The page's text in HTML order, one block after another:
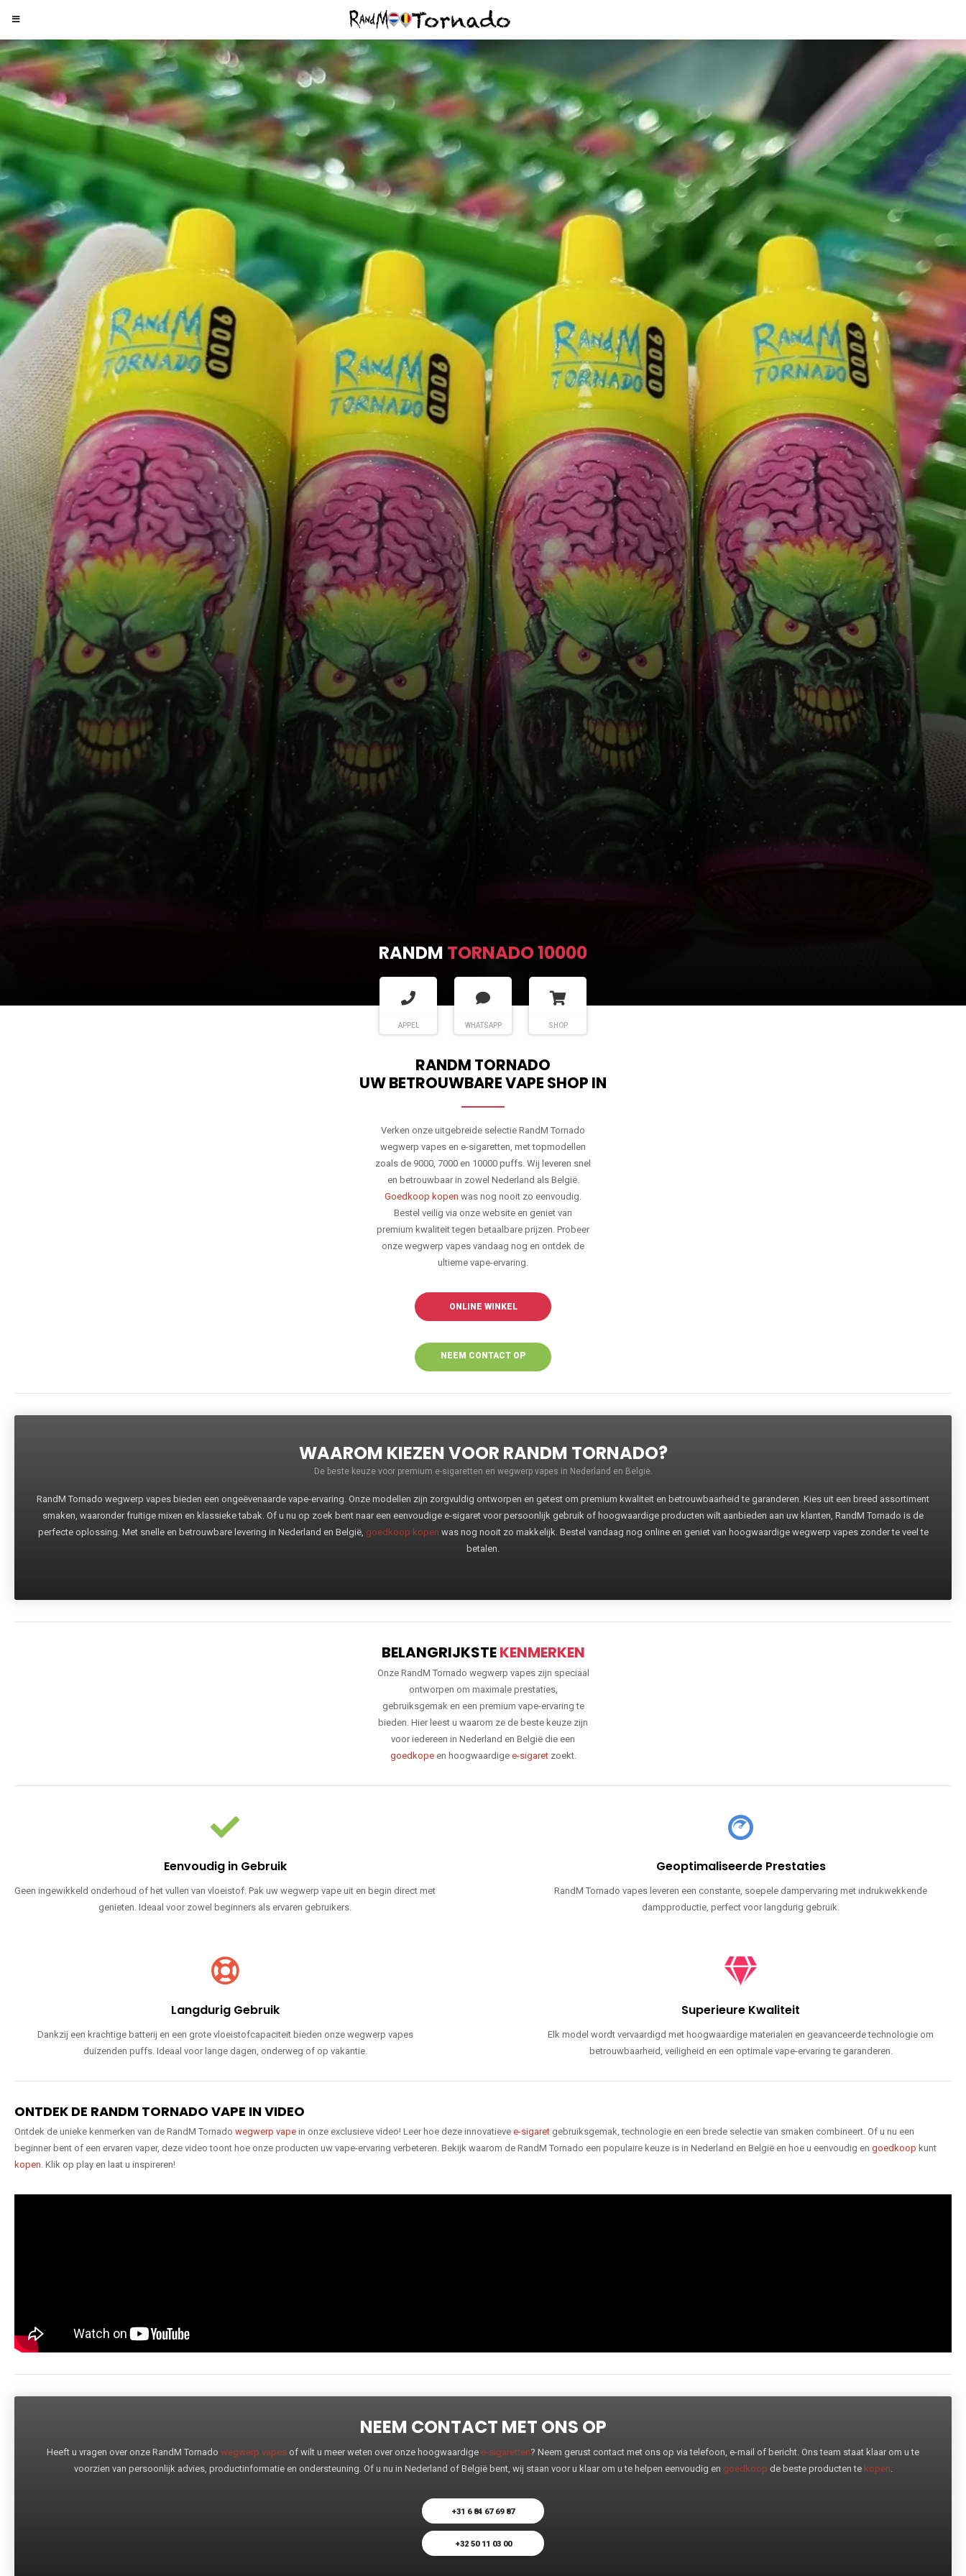
RANDM TORNADO 10000
APPEL WHATSAPP SHOP
RANDM TORNADO
UW BETROUWBARE VAPE SHOP IN
Verken onze uitgebreide selectie RandM Tornado
wegwerp vapes en e-sigaretten, met topmodellen
zoals de 9000, 7000 en 10000 puffs. Wij leveren snel
en betrouwbaar in zowel Nederland als België.
Goedkoop kopen was nog nooit zo eenvoudig.
Bestel veilig via onze website en geniet van
premium kwaliteit tegen betaalbare prijzen. Probeer
onze wegwerp vapes vandaag nog en ontdek de
ultieme vape-ervaring.
ONLINE WINKEL
NEEM CONTACT OP
WAAROM KIEZEN VOOR RANDM TORNADO?
De beste keuze voor premium e-sigaretten en wegwerp vapes in Nederland en België.
RandM Tornado wegwerp vapes bieden een ongeëvenaarde vape-ervaring. Onze modellen zijn zorgvuldig ontworpen en getest om premium kwaliteit en betrouwbaarheid te garanderen. Kies uit een breed assortiment
smaken, waaronder fruitige mixen en klassieke tabak. Of u nu op zoek bent naar een eenvoudige e-sigaret voor persoonlijk gebruik of hoogwaardige producten wilt aanbieden aan uw klanten, RandM Tornado is de
perfecte oplossing. Met snelle en betrouwbare levering in Nederland en België, goedkoop kopen was nog nooit zo makkelijk. Bestel vandaag nog online en geniet van hoogwaardige wegwerp vapes zonder te veel te
betalen.
BELANGRIJKSTEKENMERKEN
Onze RandM Tornado wegwerp vapes zijn speciaal
ontworpen om maximale prestaties,
gebruiksgemak en een premium vape-ervaring te
bieden. Hier leest u waarom ze de beste keuze zijn
voor iedereen in Nederland en België die een
goedkopeen hoogwaardige e-sigaretzoekt.
Eenvoudig in Gebruik
Geen ingewikkeld onderhoud of het vullen van vloeistof. Pak uw wegwerp vape uit en begin direct met
genieten. Ideaal voor zowel beginners als ervaren gebruikers.
Geoptimaliseerde Prestaties
RandM Tornado vapes leveren een constante, soepele dampervaring met indrukwekkende
dampproductie, perfect voor langdurig gebruik.
Langdurig Gebruik
Dankzij een krachtige batterij en een grote vloeistofcapaciteit bieden onze wegwerp vapes
duizenden puffs. Ideaal voor lange dagen, onderweg of op vakantie.
Superieure Kwaliteit
Elk model wordt vervaardigd met hoogwaardige materialen en geavanceerde technologie om
betrouwbaarheid, veiligheid en een optimale vape-ervaring te garanderen.
ONTDEK DE RANDM TORNADO VAPE IN VIDEO
Ontdek de unieke kenmerken van de RandM Tornado wegwerp vape in onze exclusieve video! Leer hoe deze innovatieve e-sigaret gebruiksgemak, technologie en een brede selectie van smaken combineert. Of u nu een
beginner bent of een ervaren vaper, deze video toont hoe onze producten uw vape-ervaring verbeteren. Bekijk waarom de RandM Tornado een populaire keuze is in Nederland en België en hoe u eenvoudig en goedkoop kunt
kopen. Klik op play en laat u inspireren!
NEEM CONTACT MET ONS OP
Heeft u vragen over onze RandM Tornado wegwerp vapes of wilt u meer weten over onze hoogwaardige e-sigaretten? Neem gerust contact met ons op via telefoon, e-mail of bericht. Ons team staat klaar om u te
voorzien van persoonlijk advies, productinformatie en ondersteuning. Of u nu in Nederland of België bent, wij staan voor u klaar om u te helpen eenvoudig en goedkoop de beste producten te kopen.
+31 6 84 67 69 87
+32 50 11 03 00